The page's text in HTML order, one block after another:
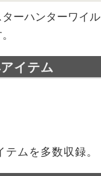
ーハンターワイル
イテム
ムを多数収録。